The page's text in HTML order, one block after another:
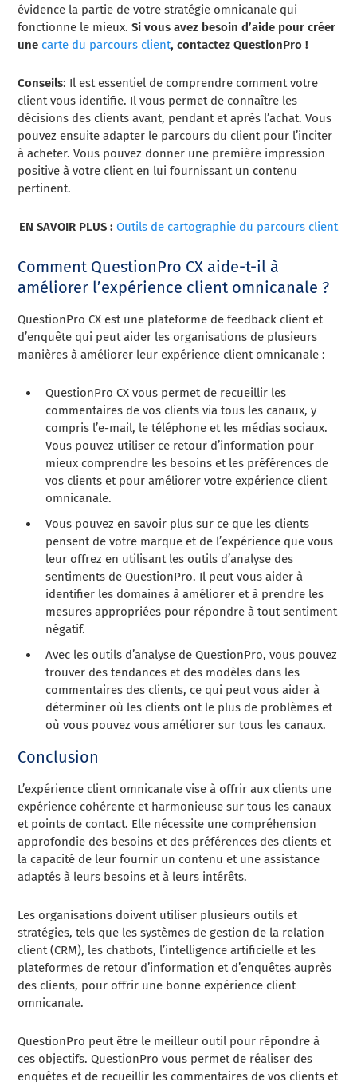
évidence la partie de votre stratégie omnicanale qui
fonctionne le mieux. Si vous avez besoin d’aide pour créer
une carte du parcours client, contactez QuestionPro !
Conseils: Il est essentiel de comprendre comment votre
client vous identifie. Il vous permet de connaître les
décisions des clients avant, pendant et après l’achat. Vous
pouvez ensuite adapter le parcours du client pour l’inciter
à acheter. Vous pouvez donner une première impression
positive à votre client en lui fournissant un contenu
pertinent.
EN SAVOIR PLUS : Outils de cartographie du parcours client
Comment QuestionPro CX aide-t-il à
améliorer l’expérience client omnicanale ?
QuestionPro CX est une plateforme de feedback client et
d’enquête qui peut aider les organisations de plusieurs
manières à améliorer leur expérience client omnicanale :
QuestionPro CX vous permet de recueillir les
commentaires de vos clients via tous les canaux, y
compris l’e-mail, le téléphone et les médias sociaux.
Vous pouvez utiliser ce retour d’information pour
mieux comprendre les besoins et les préférences de
vos clients et pour améliorer votre expérience client
omnicanale.
Vous pouvez en savoir plus sur ce que les clients
pensent de votre marque et de l’expérience que vous
leur offrez en utilisant les outils d’analyse des
sentiments de QuestionPro. Il peut vous aider à
identifier les domaines à améliorer et à prendre les
mesures appropriées pour répondre à tout sentiment
négatif.
Avec les outils d’analyse de QuestionPro, vous pouvez
trouver des tendances et des modèles dans les
commentaires des clients, ce qui peut vous aider à
déterminer où les clients ont le plus de problèmes et
où vous pouvez vous améliorer sur tous les canaux.
Conclusion
L’expérience client omnicanale vise à offrir aux clients une
expérience cohérente et harmonieuse sur tous les canaux
et points de contact. Elle nécessite une compréhension
approfondie des besoins et des préférences des clients et
la capacité de leur fournir un contenu et une assistance
adaptés à leurs besoins et à leurs intérêts.
Les organisations doivent utiliser plusieurs outils et
stratégies, tels que les systèmes de gestion de la relation
client (CRM), les chatbots, l’intelligence artificielle et les
plateformes de retour d’information et d’enquêtes auprès
des clients, pour offrir une bonne expérience client
omnicanale.
QuestionPro peut être le meilleur outil pour répondre à
ces objectifs. QuestionPro vous permet de réaliser des
enquêtes et de recueillir les commentaires de vos clients et